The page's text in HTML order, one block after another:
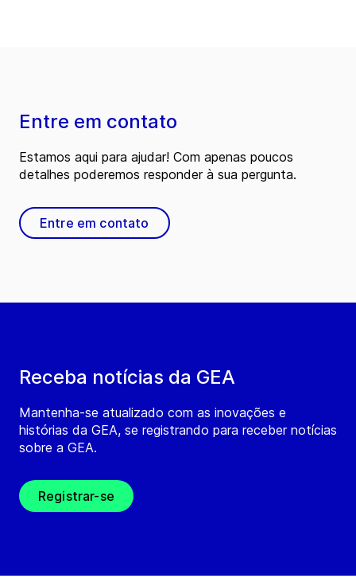
Receba notícias da GEA
Mantenha-se atualizado com as inovações e
histórias da GEA, se registrando para receber notícias
sobre a GEA.
Registrar-se
Entre em contato
Estamos aqui para ajudar! Com apenas poucos
detalhes poderemos responder à sua pergunta.
Entre em contato